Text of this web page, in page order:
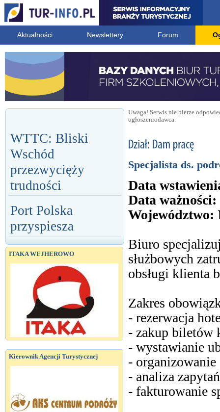
Aktualności Newslettery Forum
WTTC: Bliski
Wschód
przezwycięży
trudności
Port Polska
przyspiesza
ITAKA WEJHEROWO
Kierownik Agencji Turystycznej
Uwaga! Serwis nie bierze
ogłoszeniodawca.
Specjalista ds.
Data
Data ważności:
Województwo:
Biuro
służbowych
obsługi klienta
Zakres
- rezerwacja
- zakup biletów
- wystawianie
-
- analiza
- fakturowanie